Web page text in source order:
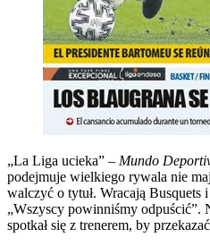
„La Liga ucieka” – Mundo
podejmuje wielkiego rywala nie
walczyć o tytuł. Wracają Busquets
„Wszyscy powinniśmy odpuścić”.
spotkał się z trenerem, by